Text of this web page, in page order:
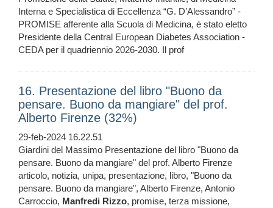
Interna e Specialistica di Eccellenza “G. D’Alessandro” -
PROMISE afferente alla Scuola di Medicina, è stato eletto
Presidente della Central European Diabetes Association -
CEDA per il quadriennio 2026-2030. Il prof
16. Presentazione del libro "Buono da
pensare. Buono da mangiare" del prof.
Alberto Firenze (32%)
29-feb-2024 16.22.51
Giardini del Massimo Presentazione del libro "Buono da
pensare. Buono da mangiare" del prof. Alberto Firenze
articolo, notizia, unipa, presentazione, libro, "Buono da
pensare. Buono da mangiare", Alberto Firenze, Antonio
Carroccio, Manfredi Rizzo, promise, terza missione,